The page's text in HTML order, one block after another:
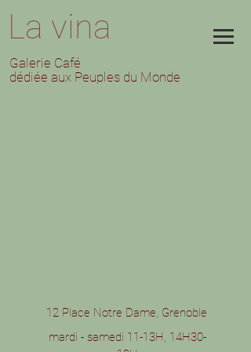
Galerie Café
dédiée aux Peuples du Monde
La vina
12 Place Notre Dame, Grenoble
mardi - samedi 11-13H, 14H30-